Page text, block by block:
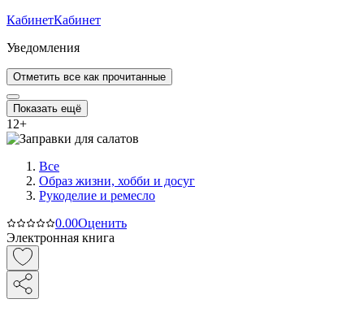
КабинетКабинет
Уведомления
Отметить все как прочитанные
Показать ещё
12+
Все
Образ жизни, хобби и досуг
Рукоделие и ремесло
0.00Оценить
Электронная книга